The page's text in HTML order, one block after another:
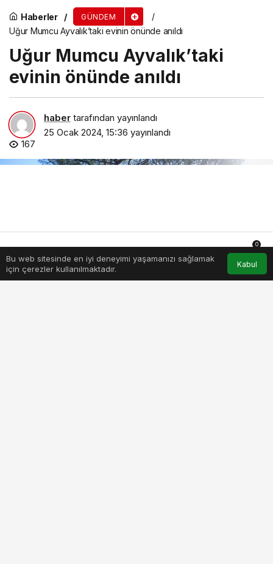
Haberler GÜNDEM
Uğur Mumcu Ayvalık’taki evinin önünde anıldı
Uğur Mumcu Ayvalık’taki
evinin önünde anıldı
haber tarafından yayınlandı
25 Ocak 2024, 15:36 yayınlandı
167
Bu web sitesinde en iyi deneyimi yaşamanızı sağlamak
için çerezler kullanılmaktadır.
Kabul
Anasayfa Akış Hesabım Bildirimler
0